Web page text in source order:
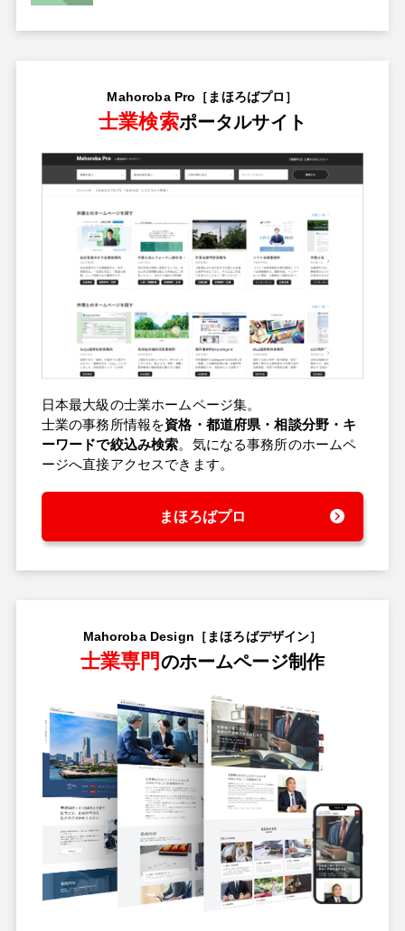
Mahoroba Pro［まほろばプロ］
士業検索ポータルサイト
日本最大級の士業ホームページ集。
士業の事務所情報を資格・都道府県・相談分野・キ
ーワードで絞込み検索。気になる事務所のホームペ
ージへ直接アクセスできます。
まほろばプロ
Mahoroba Design［まほろばデザイン］
士業専門のホームページ制作